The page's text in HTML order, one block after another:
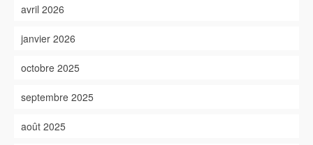
avril 2026
janvier 2026
octobre 2025
septembre 2025
août 2025